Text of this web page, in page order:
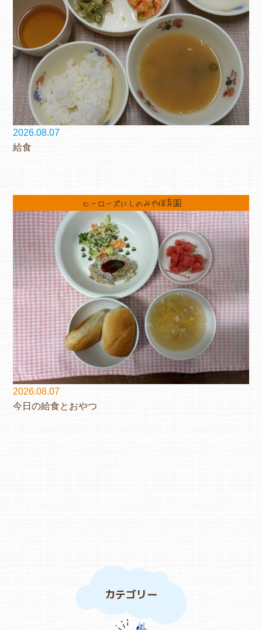
2026.08.07
給食
ヒーローズにしのみや保育園
2026.08.07
今日の給食とおやつ
カテゴリー